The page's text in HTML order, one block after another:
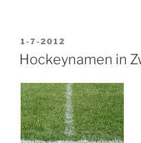
GEPLAATST
OP
1-7-2012
Hockeynamen in